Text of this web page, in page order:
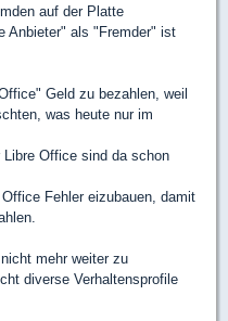
auf der Platte
Anbieter" als "Fremder" ist
Geld zu bezahlen, weil
was heute nur im
Office sind da schon
Fehler eizubauen, damit
mehr weiter zu
diverse Verhaltensprofile